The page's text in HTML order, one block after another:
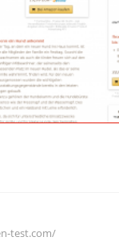
test.com/